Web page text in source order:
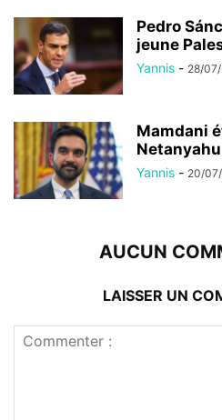
Pedro
jeune
Yannis - 28/
Mamdani
Netanyahu
Yannis - 20/
AUCUN
LAISSER UN